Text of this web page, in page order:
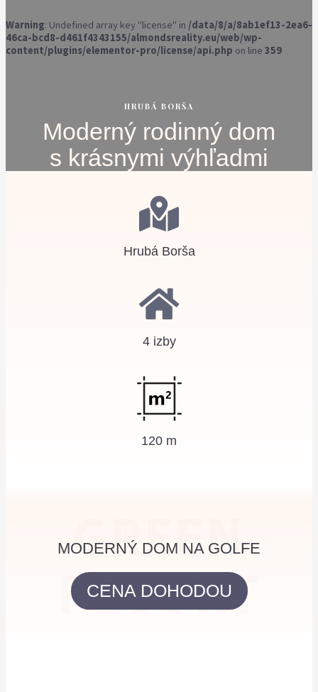
Warning: Undefined array key "license" in /data/8/a/8ab1ef13-2ea6-
46ca-bcd8-d461f4343155/almondsreality.eu/web/wp-
content/plugins/elementor-pro/license/api.php on line 359
HRUBÁ BORŠA
Moderný rodinný dom
s krásnymi výhľadmi
Hrubá Borša
4 izby
120 m
GREEN
RESORT
MODERNÝ DOM NA GOLFE
CENA DOHODOU